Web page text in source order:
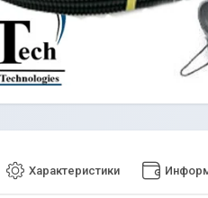
Характеристики